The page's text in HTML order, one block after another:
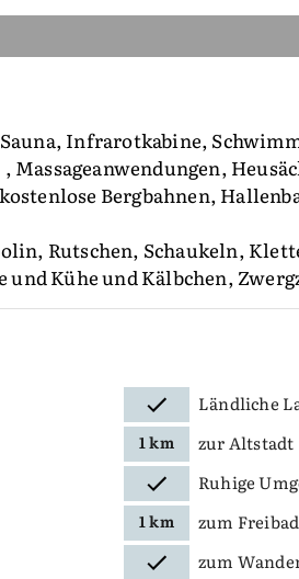
Infrarotkabine,
Bergbahnen,
Rutschen, Schaukeln,
Kühe und Kälbchen,
Ländliche
1 km
zur Altstadt
Ruhige
1 km
zum Freibad
zum